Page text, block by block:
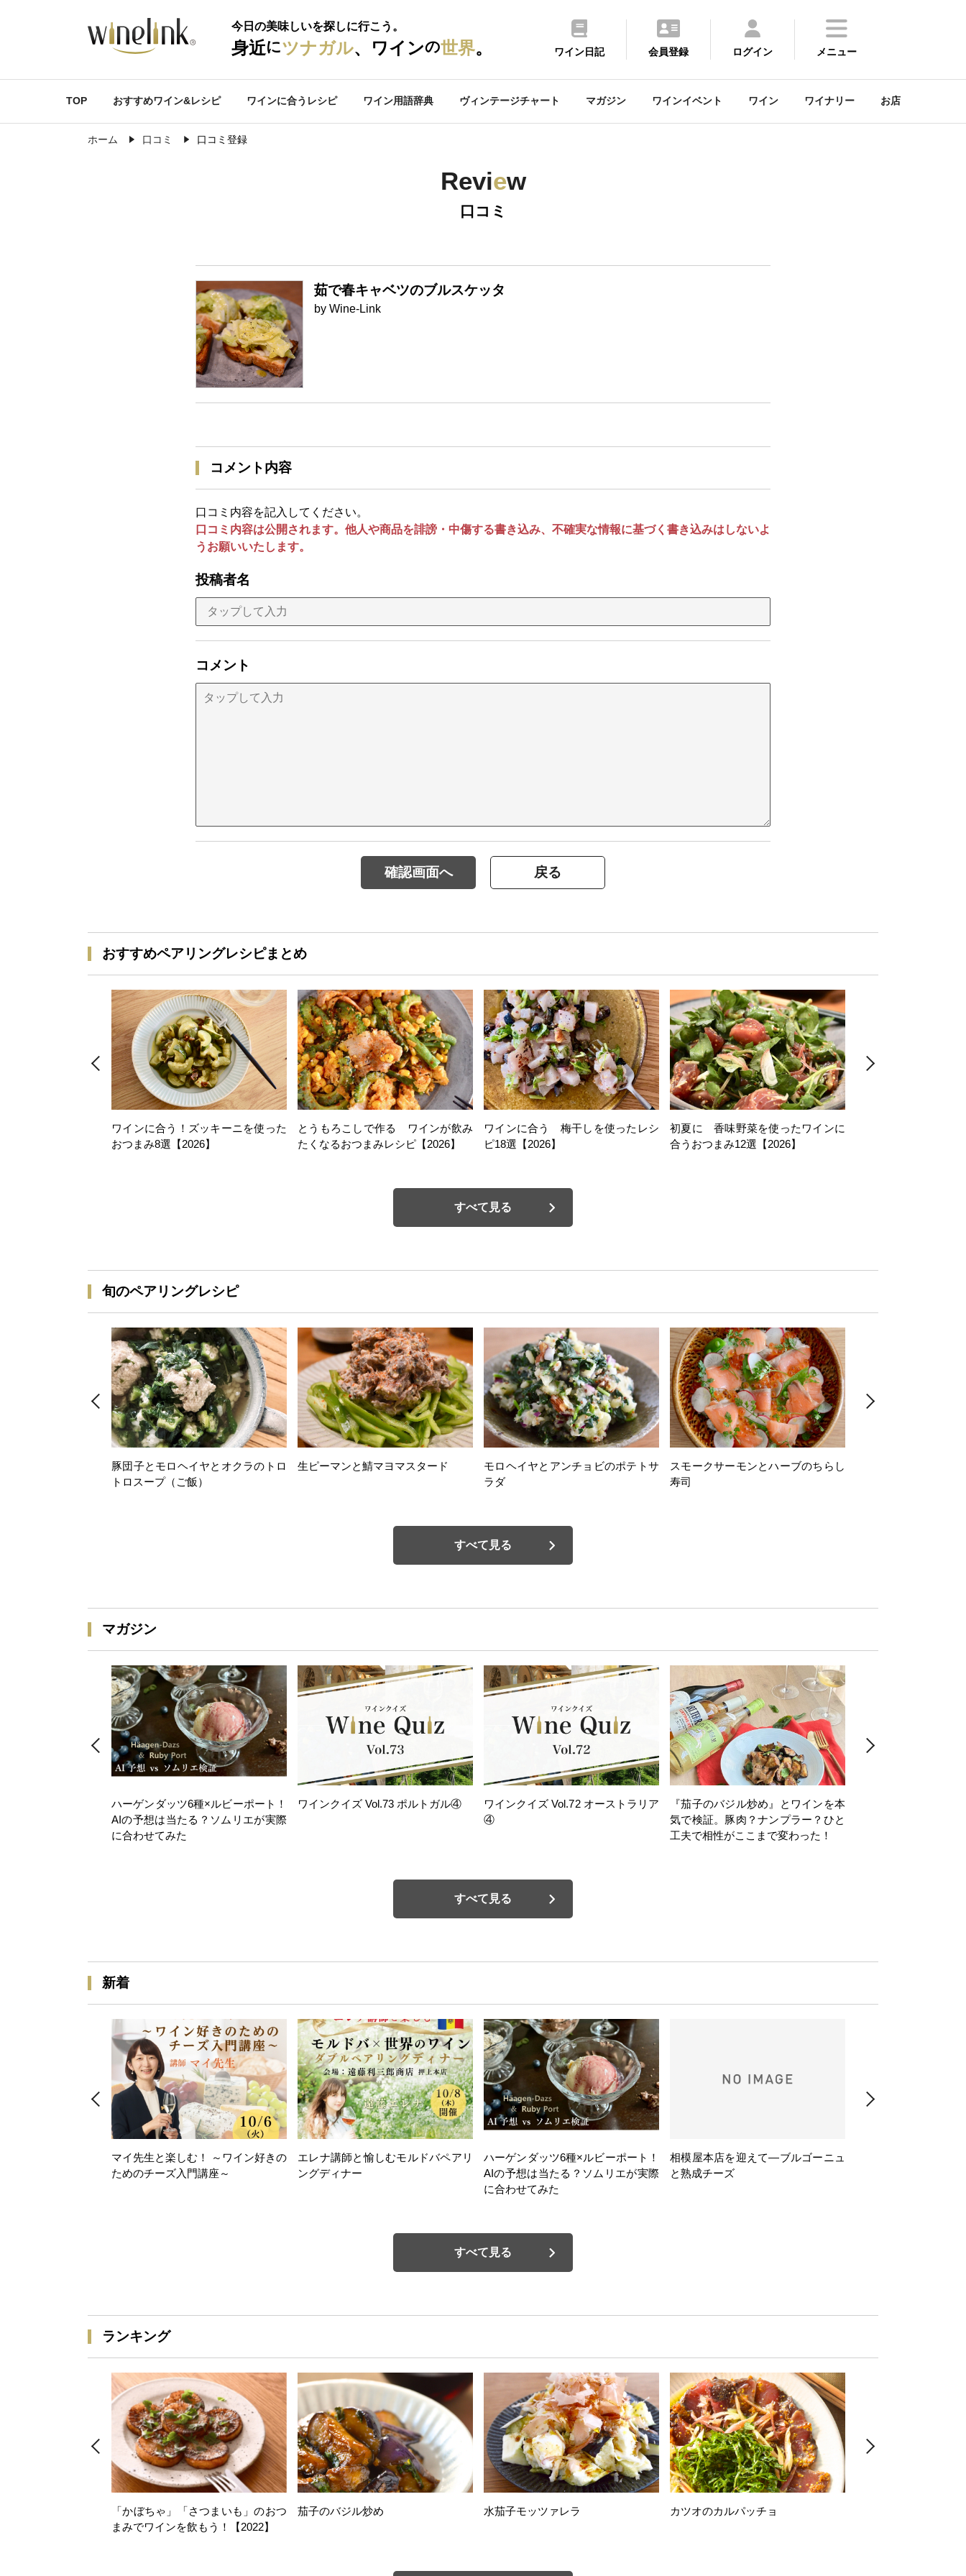
今日の美味しいを探しに行こう。
身近にツナガル、ワインの世界。 ワイン日記 会員登録 ログイン メニュー
TOP おすすめワイン&レシピ ワインに合うレシピ ワイン用語辞典 ヴィンテージチャート マガジン ワインイベント ワイン ワイナリー お店
ホーム 口コミ 口コミ登録
Review
口コミ
茹で春キャベツのブルスケッタ
by Wine-Link
コメント内容
口コミ内容を記入してください。
口コミ内容は公開されます。他人や商品を誹謗・中傷する書き込み、不確実な情報に基づく書き込みはしないよ
うお願いいたします。
投稿者名
コメント
確認画面へ 戻る
おすすめペアリングレシピまとめ
ワインに合う！ズッキーニを使った
おつまみ8選【2026】
とうもろこしで作る ワインが飲み
たくなるおつまみレシピ【2026】
ワインに合う 梅干しを使ったレシ
ピ18選【2026】
初夏に 香味野菜を使ったワインに
合うおつまみ12選【2026】
すべて見る
旬のペアリングレシピ
豚団子とモロヘイヤとオクラのトロ
トロスープ（ご飯）
生ピーマンと鯖マヨマスタード
モロヘイヤとアンチョビのポテトサ
ラダ
スモークサーモンとハーブのちらし
寿司
すべて見る
マガジン
ハーゲンダッツ6種×ルビーポート！
AIの予想は当たる？ソムリエが実際
に合わせてみた
ワインクイズ Vol.73 ポルトガル④
ワインクイズ Vol.72 オーストラリア
④
『茄子のバジル炒め』とワインを本
気で検証。豚肉？ナンプラー？ひと
工夫で相性がここまで変わった！
すべて見る
新着
マイ先生と楽しむ！ ～ワイン好きの
ためのチーズ入門講座～
エレナ講師と愉しむモルドバペアリ
ングディナー
ハーゲンダッツ6種×ルビーポート！
AIの予想は当たる？ソムリエが実際
に合わせてみた
相模屋本店を迎えて―ブルゴーニュ
と熟成チーズ
すべて見る
ランキング
「かぼちゃ」「さつまいも」のおつ
まみでワインを飲もう！【2022】
茄子のバジル炒め 水茄子モッツァレラ カツオのカルパッチョ